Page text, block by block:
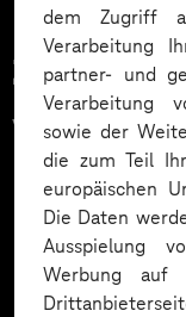
dem Zugriff
Verarbeitung
partner- und
Verarbeitung
sowie der
die zum Teil
europäischen
Die Daten
Ausspielung
Werbung auf
vertrauen